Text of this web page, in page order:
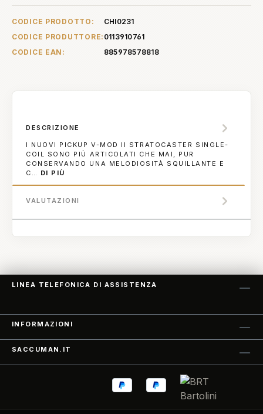
CODICE PRODOTTO:
CHI0231
CODICE PRODUTTORE: 0113910761
CODICE EAN:
885978578818
DESCRIZIONE
I NUOVI PICKUP V-MOD II STRATOCASTER SINGLE-
COIL SONO PIÙ ARTICOLATI CHE MAI, PUR
CONSERVANDO UNA MELODIOSITÀ SQUILLANTE E
C… DI PIÙ
VALUTAZIONI
LINEA TELEFONICA DI ASSISTENZA
INFORMAZIONI
SACCUMAN.IT